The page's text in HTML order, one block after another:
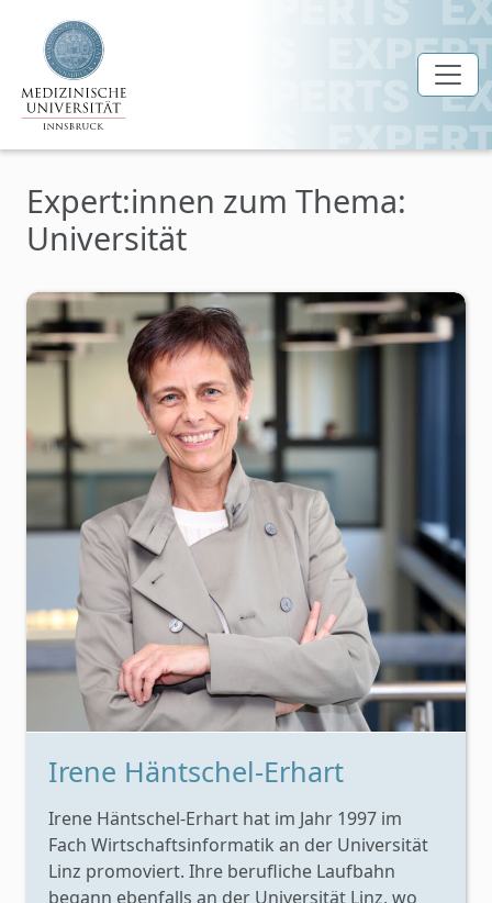
Zum Hauptinhalt springen
Expert:innen zum Thema:
Universität
Irene Häntschel-Erhart
Irene Häntschel-Erhart hat im Jahr 1997 im
Fach Wirtschaftsinformatik an der Universität
Linz promoviert. Ihre berufliche Laufbahn
begann ebenfalls an der Universität Linz, wo